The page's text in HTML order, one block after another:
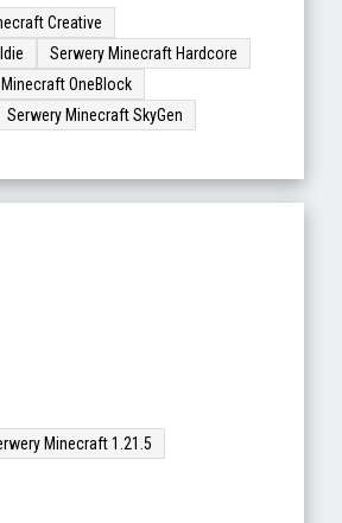
Creative
Serwery Minecraft Hardcore
OneBlock
Serwery Minecraft SkyGen
Minecraft 1.21.5